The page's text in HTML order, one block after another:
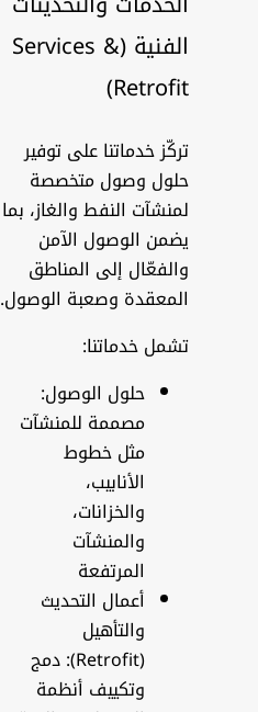
الفنية (Services &
Retrofit)
تركّز خدماتنا على توفير
حلول وصول متخصصة
لمنشآت النفط والغاز، بما
يضمن الوصول الآمن
والفعّال إلى المناطق
المعقدة وصعبة الوصول.
تشمل خدماتنا:
حلول الوصول:
مصممة للمنشآت
مثل خطوط
الأنابيب،
والخزانات،
والمنشآت
المرتفعة
أعمال التحديث
والتأهيل
(Retrofit): دمج
وتكييف أنظمة